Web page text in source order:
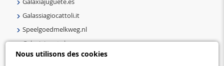
Nous utilisons des cookies
Galassiagiocattoli.it
Speelgoedmelkweg.nl
Galaxiejouets.be
Galaxiespielzeug.be